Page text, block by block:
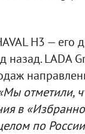
H3 — его
LADA
отметили,
в
по